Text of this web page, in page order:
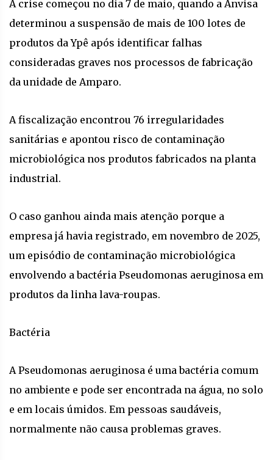
A crise começou no dia 7 de maio, quando a Anvisa
determinou a suspensão de mais de 100 lotes de
produtos da Ypê após identificar falhas
consideradas graves nos processos de fabricação
da unidade de Amparo.
A fiscalização encontrou 76 irregularidades
sanitárias e apontou risco de contaminação
microbiológica nos produtos fabricados na planta
industrial.
O caso ganhou ainda mais atenção porque a
empresa já havia registrado, em novembro de 2025,
um episódio de contaminação microbiológica
envolvendo a bactéria Pseudomonas aeruginosa em
produtos da linha lava-roupas.
Bactéria
A Pseudomonas aeruginosa é uma bactéria comum
no ambiente e pode ser encontrada na água, no solo
e em locais úmidos. Em pessoas saudáveis,
normalmente não causa problemas graves.